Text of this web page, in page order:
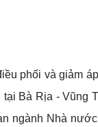
phối và giảm
Bà Rịa - Vũng
ngành Nhà